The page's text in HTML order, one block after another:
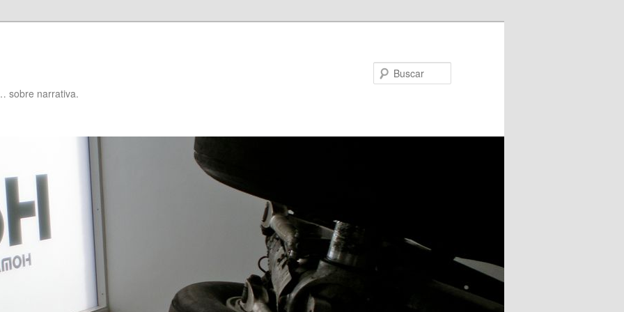
sobre narrativa.